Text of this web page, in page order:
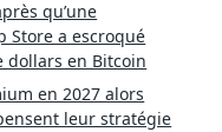
qu’une
Store a escroqué
dollars en Bitcoin
en 2027 alors
leur stratégie